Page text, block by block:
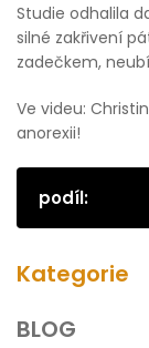
Studie odhalila
silné zakřivení
zadečkem,
Ve videu:
anorexii!
podíl:
Kategorie
BLOG